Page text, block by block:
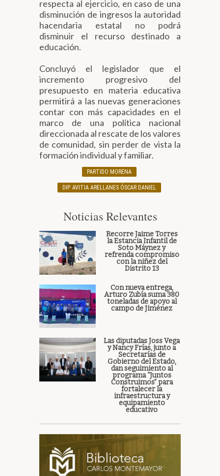
respecta al ejercicio, en caso de una
disminución de ingresos la autoridad
hacendaria estatal no podrá
disminuir el recurso destinado a
educación.
Concluyó el legislador que el
incremento progresivo del
presupuesto en materia educativa
permitirá a las nuevas generaciones
contar con más capacidades en el
marco de una política nacional
direccionada al rescate de los valores
de comunidad, sin perder de vista la
formación individual y familiar.
PARTIDO MORENA
DIP. AVITIA ARELLANES ÓSCAR DANIEL
Noticias Relevantes
Recorre Jaime Torres
la Estancia Infantil de
Soto Máynez y
refrenda compromiso
con la niñez del
Distrito 13
Con nueva entrega,
Arturo Zubía suma 380
toneladas de apoyo al
campo de Jiménez
Las diputadas Joss Vega
y Nancy Frías, junto a
Secretarías de
Gobierno del Estado,
dan seguimiento al
programa “Juntos
Construimos” para
fortalecer la
infraestructura y
equipamiento
educativo